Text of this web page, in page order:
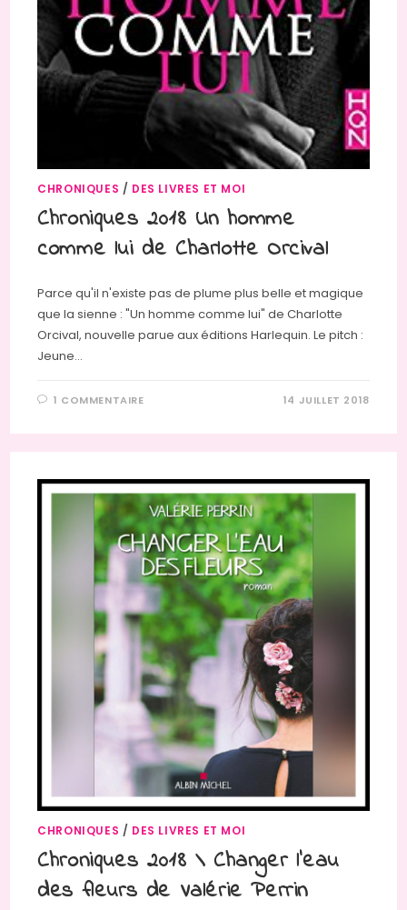
CHRONIQUES / DES LIVRES ET MOI
Chroniques 2018 Un homme
comme lui de Charlotte Orcival
Parce qu'il n'existe pas de plume plus belle et magique
que la sienne : "Un homme comme lui" de Charlotte
Orcival, nouvelle parue aux éditions Harlequin. Le pitch :
Jeune…
1 COMMENTAIRE 14 JUILLET 2018
CHRONIQUES / DES LIVRES ET MOI
Chroniques 2018 \ Changer l’eau
des fleurs de Valérie Perrin